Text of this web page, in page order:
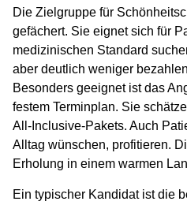
Die Zielgruppe für
gefächert. Sie eignet sich für
medizinischen Standard
aber deutlich weniger
Besonders geeignet ist das
festem Terminplan. Sie
All-Inclusive-Pakets. Auch
Alltag wünschen, profitieren.
Erholung in einem warmen
Ein typischer Kandidat ist die